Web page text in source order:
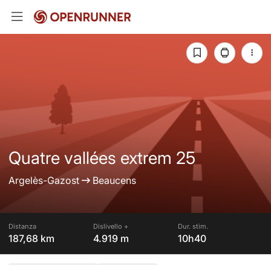
Quatre vallées extrem 25
Argelès-Gazost Beaucens
Distanza
187,68 km
Dislivello +
4.919 m
Dur. stim.
10h40